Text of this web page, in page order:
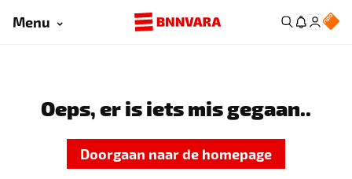
Menu
Oeps, er is iets mis gegaan..
Doorgaan naar de homepage